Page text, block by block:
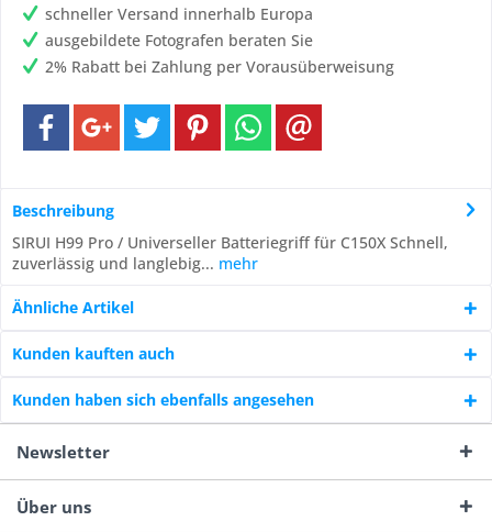
schneller Versand innerhalb Europa
ausgebildete Fotografen beraten Sie
2% Rabatt bei Zahlung per Vorausüberweisung
Beschreibung
SIRUI H99 Pro / Universeller Batteriegriff für C150X Schnell,
zuverlässig und langlebig... mehr
Ähnliche Artikel
Kunden kauften auch
Kunden haben sich ebenfalls angesehen
Newsletter
Über uns